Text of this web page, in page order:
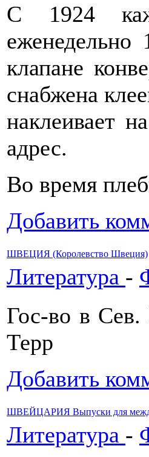
С 1924
клапане
снабжена
наклеивает
адрес.
Во время
Добавить
ШВЕЦИЯ (Королевство Швеция)
Литература -
Гос-во в Сев.
Терр
Добавить
ШВЕЙЦАРИЯ Выпуски для
Литература -